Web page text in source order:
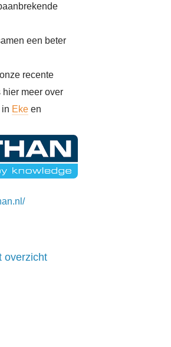
een beter
recente
meer over
Ekeen
overzicht